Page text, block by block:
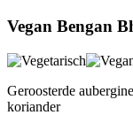
Vegan Bengan
Geroosterde
koriander